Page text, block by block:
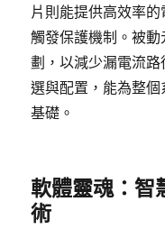
片則能提供高效率
觸發保護機制。被
劃，以減少漏電流
選與配置，能為整
基礎。
軟體靈魂：智
術